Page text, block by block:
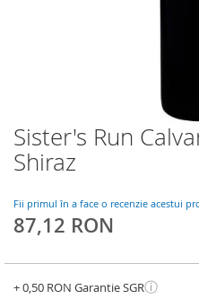
Sister's Run
Shiraz
Fii primul în a face o recenzie acestui
87,12 RON
+ 0,50 RON Garantie SGRⓘ
Skip
to
the
of
the
images